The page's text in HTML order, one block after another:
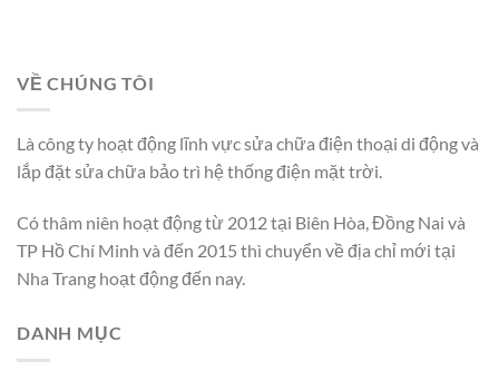
VỀ CHÚNG TÔI
Là công ty hoạt động lĩnh vực sửa chữa điện thoại di động và
lắp đặt sửa chữa bảo trì hệ thống điện mặt trời.
Có thâm niên hoạt động từ 2012 tại Biên Hòa, Đồng Nai và
TP Hồ Chí Minh và đến 2015 thì chuyển về địa chỉ mới tại
Nha Trang hoạt động đến nay.
DANH MỤC